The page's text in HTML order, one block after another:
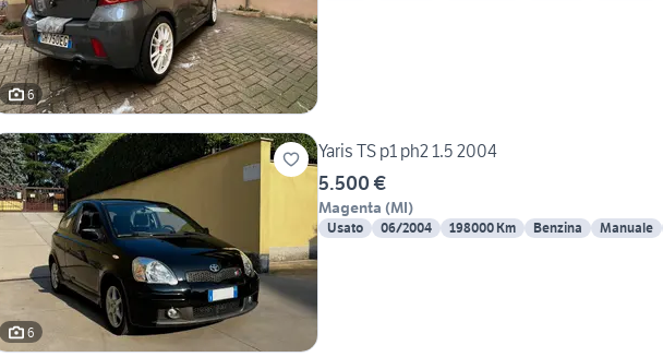
6
6
Yaris TS p1 ph2 1.5 2004
5.500 €
Magenta (MI)
Usato 06/2004 198000 Km Benzina Manuale